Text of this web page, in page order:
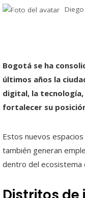
Bogotá se ha
últimos años la
digital, la
fortalecer su
Estos nuevos
también generan
dentro del ecosistema